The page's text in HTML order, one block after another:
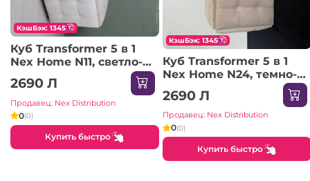
КэшБэк: 1345
Куб Transformer 5 в 1
Nex Home N11, светло-
бежевый
2690 Л
Продавец: Nex Distribution
0(0)
Купить быстро
КэшБэк: 1345
Куб Transformer 5 в 1
Nex Home N24, темно-
бежевый
2690 Л
Продавец: Nex Distribution
0(0)
Купить быстро